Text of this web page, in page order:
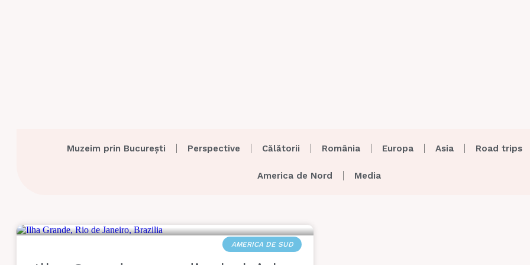
Muzeim prin București Perspective Călătorii România Europa Asia Road trips
America de Nord Media
AMERICA DE SUD